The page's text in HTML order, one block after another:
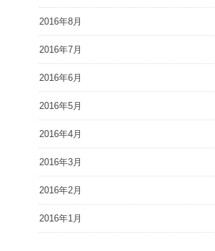
2016年8月
2016年7月
2016年6月
2016年5月
2016年4月
2016年3月
2016年2月
2016年1月